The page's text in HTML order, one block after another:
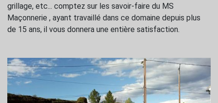
grillage, etc... comptez sur les savoir-faire du MS
Maçonnerie , ayant travaillé dans ce domaine depuis plus
de 15 ans, il vous donnera une entière satisfaction.